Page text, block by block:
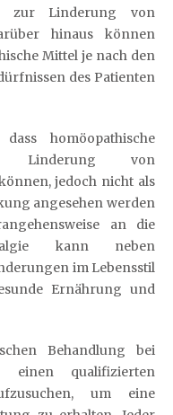
zur Linderung von
hinaus können
Mittel je nach den
des Patienten
homöopathische
Linderung von
jedoch nicht als
angesehen werden
an die
kann neben
im Lebensstil
Ernährung und
Behandlung bei
einen qualifizierten
um eine